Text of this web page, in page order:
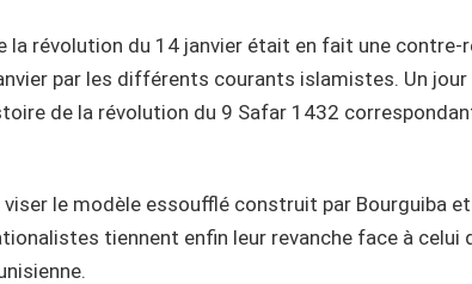
la révolution du 14 janvier était en fait une
par les différents courants islamistes. Un jour
de la révolution du 9 Safar 1432
le modèle essoufflé construit par Bourguiba
tiennent enfin leur revanche face à celui